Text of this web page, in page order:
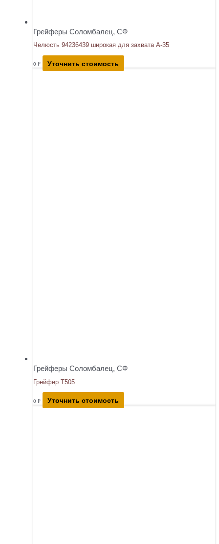
Грейферы Соломбалец, СФ
Челюсть 94236439 широкая для захвата А-35
0 ₽ Уточнить стоимость
Грейферы Соломбалец, СФ
Грейфер Т505
0 ₽ Уточнить стоимость